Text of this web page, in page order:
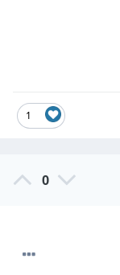
1
0